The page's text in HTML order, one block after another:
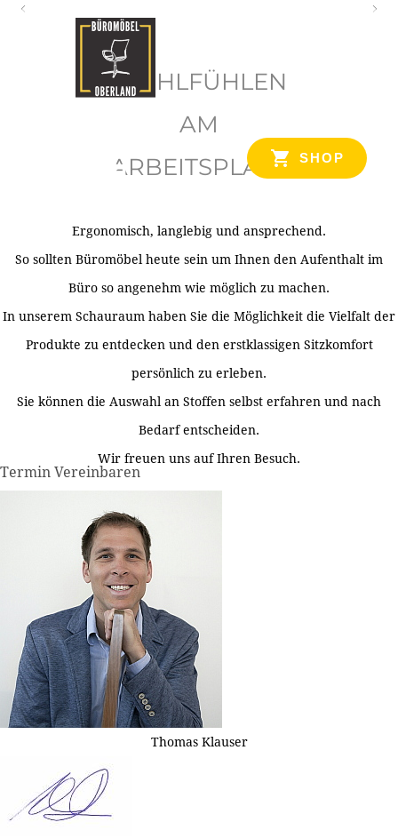
SHOP
WOHLFÜHLEN
AM
ARBEITSPLATZ
Ergonomisch, langlebig und ansprechend.
So sollten Büromöbel heute sein um Ihnen den Aufenthalt im
Büro so angenehm wie möglich zu machen.
In unserem Schauraum haben Sie die Möglichkeit die Vielfalt der
Produkte zu entdecken und den erstklassigen Sitzkomfort
persönlich zu erleben.
Sie können die Auswahl an Stoffen selbst erfahren und nach
Bedarf entscheiden.
Wir freuen uns auf Ihren Besuch.
Termin Vereinbaren
Thomas Klauser